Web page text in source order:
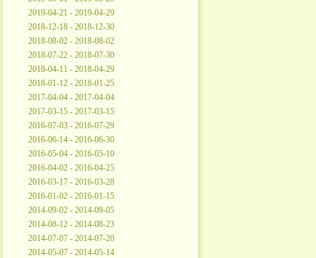
2019-04-21 - 2019-04-29
2018-12-18 - 2018-12-30
2018-08-02 - 2018-08-02
2018-07-22 - 2018-07-30
2018-04-11 - 2018-04-29
2018-01-12 - 2018-01-25
2017-04-04 - 2017-04-04
2017-03-15 - 2017-03-15
2016-07-03 - 2016-07-29
2016-06-14 - 2016-06-30
2016-05-04 - 2016-05-10
2016-04-02 - 2016-04-25
2016-03-17 - 2016-03-28
2016-01-02 - 2016-01-15
2014-09-02 - 2014-09-05
2014-08-12 - 2014-08-23
2014-07-07 - 2014-07-20
2014-05-07 - 2014-05-14